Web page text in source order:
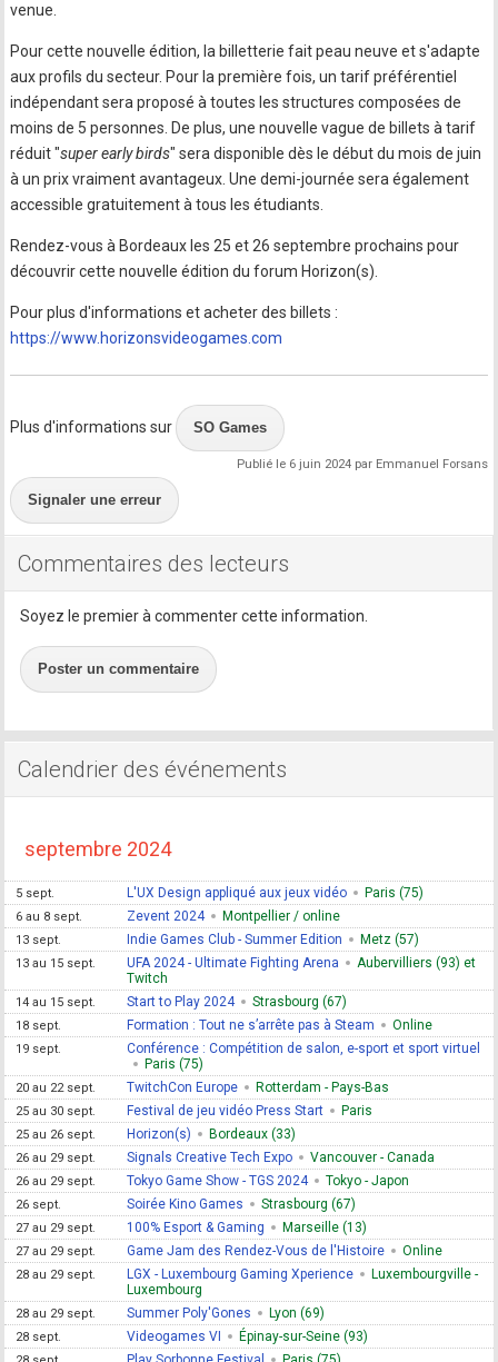
venue.
Pour cette nouvelle édition, la billetterie fait peau neuve et s'adapte
aux profils du secteur. Pour la première fois, un tarif préférentiel
indépendant sera proposé à toutes les structures composées de
moins de 5 personnes. De plus, une nouvelle vague de billets à tarif
réduit "super early birds" sera disponible dès le début du mois de juin
à un prix vraiment avantageux. Une demi-journée sera également
accessible gratuitement à tous les étudiants.
Rendez-vous à Bordeaux les 25 et 26 septembre prochains pour
découvrir cette nouvelle édition du forum Horizon(s).
Pour plus d'informations et acheter des billets :
https://www.horizonsvideogames.com
Plus d'informations sur SO Games
Publié le 6 juin 2024 par Emmanuel Forsans
Signaler une erreur
Commentaires des lecteurs
Soyez le premier à commenter cette information.
Poster un commentaire
Calendrier des événements
septembre 2024
5 sept. L'UX Design appliqué aux jeux vidéo Paris (75)
6 au 8 sept. Zevent 2024 Montpellier / online
13 sept. Indie Games Club - Summer Edition Metz (57)
13 au 15 sept. UFA 2024 - Ultimate Fighting Arena
Aubervilliers (93) et
Twitch
14 au 15 sept. Start to Play 2024 Strasbourg (67)
18 sept. Formation : Tout ne s’arrête pas à Steam Online
19 sept.
Conférence : Compétition de salon, e-sport et sport virtuel
Paris (75)
20 au 22 sept. TwitchCon Europe Rotterdam - Pays-Bas
25 au 30 sept. Festival de jeu vidéo Press Start Paris
25 au 26 sept. Horizon(s) Bordeaux (33)
26 au 29 sept. Signals Creative Tech Expo Vancouver - Canada
26 au 29 sept. Tokyo Game Show - TGS 2024 Tokyo - Japon
26 sept. Soirée Kino Games Strasbourg (67)
27 au 29 sept. 100% Esport & Gaming Marseille (13)
27 au 29 sept. Game Jam des Rendez-Vous de l'Histoire Online
28 au 29 sept. LGX - Luxembourg Gaming Xperience
Luxembourgville -
Luxembourg
28 au 29 sept. Summer Poly'Gones Lyon (69)
28 sept. Videogames VI Épinay-sur-Seine (93)